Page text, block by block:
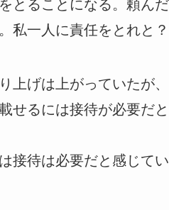
とることになる。頼ん
私一人に責任をとれと
上げは上がっていたが
せるには接待が必要だ
接待は必要だと感じて